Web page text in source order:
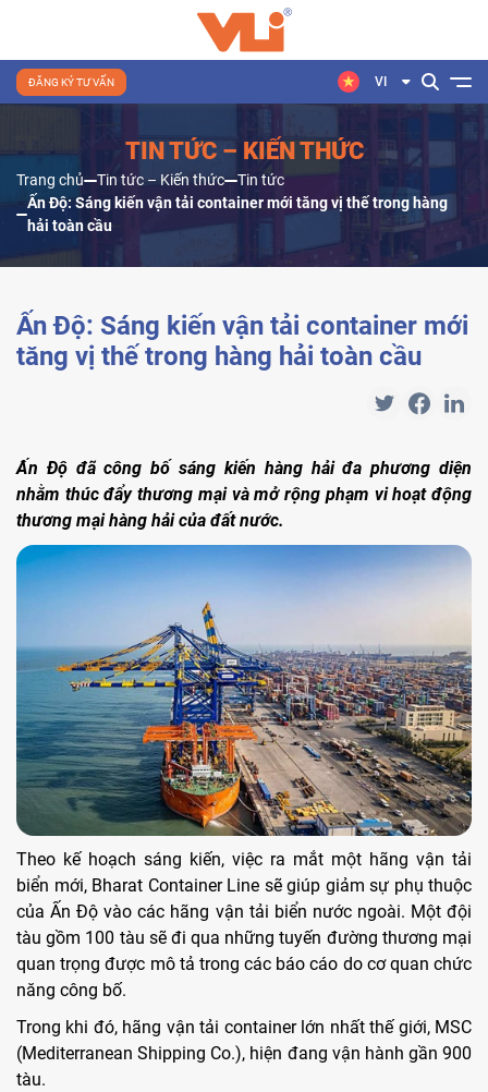
ĐĂNG KÝ TƯ VẤN VI
TIN TỨC – KIẾN THỨC
Trang chủ Tin tức – Kiến thức
Tin tức
Ấn Độ: Sáng kiến vận tải container mới tăng vị thế trong hàng
hải toàn cầu
Ấn Độ: Sáng kiến vận tải container mới
tăng vị thế trong hàng hải toàn cầu
Ấn Độ đã công bố sáng kiến ​​hàng hải đa phương diện
nhằm thúc đẩy thương mại và mở rộng phạm vi hoạt động
thương mại hàng hải của đất nước.
Theo kế hoạch sáng kiến, việc ra mắt một hãng vận tải
biển mới, Bharat Container Line sẽ giúp giảm sự phụ thuộc
của Ấn Độ vào các hãng vận tải biển nước ngoài. Một đội
tàu gồm 100 tàu sẽ đi qua những tuyến đường thương mại
quan trọng được mô tả trong các báo cáo do cơ quan chức
năng công bố.
Trong khi đó, hãng vận tải container lớn nhất thế giới, MSC
(Mediterranean Shipping Co.), hiện đang vận hành gần 900
tàu.